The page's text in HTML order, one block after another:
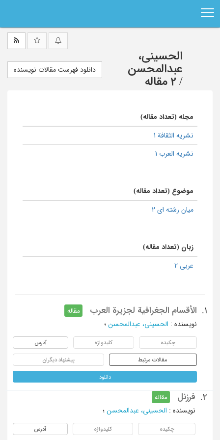
الحسینی،
عبدالمحسن
/ 2 مقاله
دانلود فهرست مقالات نویسنده
مجله (تعداد مقاله)
نشریه الثقافة 1
نشریه العرب 1
موضوع (تعداد مقاله)
میان رشته ای 2
زبان (تعداد مقاله)
عربی 2
1. الأقسام الجغرافیة لجزیرة العرب
مقاله
نویسنده : الحسینی، عبدالمحسن ؛
چکیده کلیدواژه آدرس
مقالات مرتبط پیشنهاد دیگران
دانلود
2. فرزنل
مقاله
نویسنده : الحسینی، عبدالمحسن ؛
چکیده کلیدواژه آدرس